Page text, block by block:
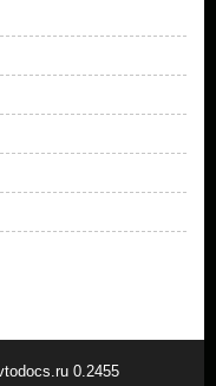
0.2455